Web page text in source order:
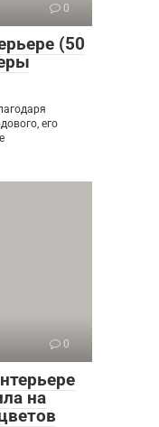
0
(50
его
0
на